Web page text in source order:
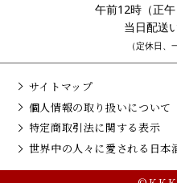
午前12時（正
当日配送
（定休日、
サイトマップ
個人情報の取り扱いについて
特定商取引法に関する表示
世界中の人々に愛される日本